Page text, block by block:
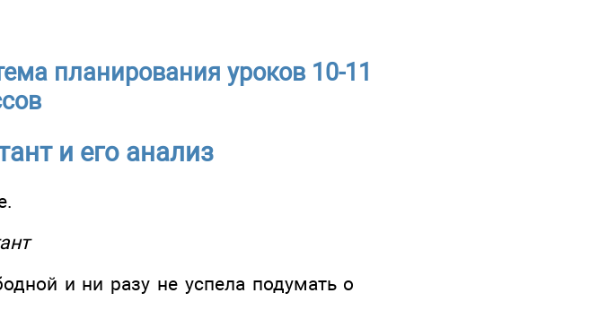
планирования уроков 10-11
и его анализ
и ни разу не успела подумать о